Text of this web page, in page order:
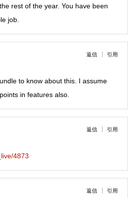
rest of the year. You have been
job.
返信 引用
to know about this. I assume
in features also.
返信 引用
4873
返信 引用